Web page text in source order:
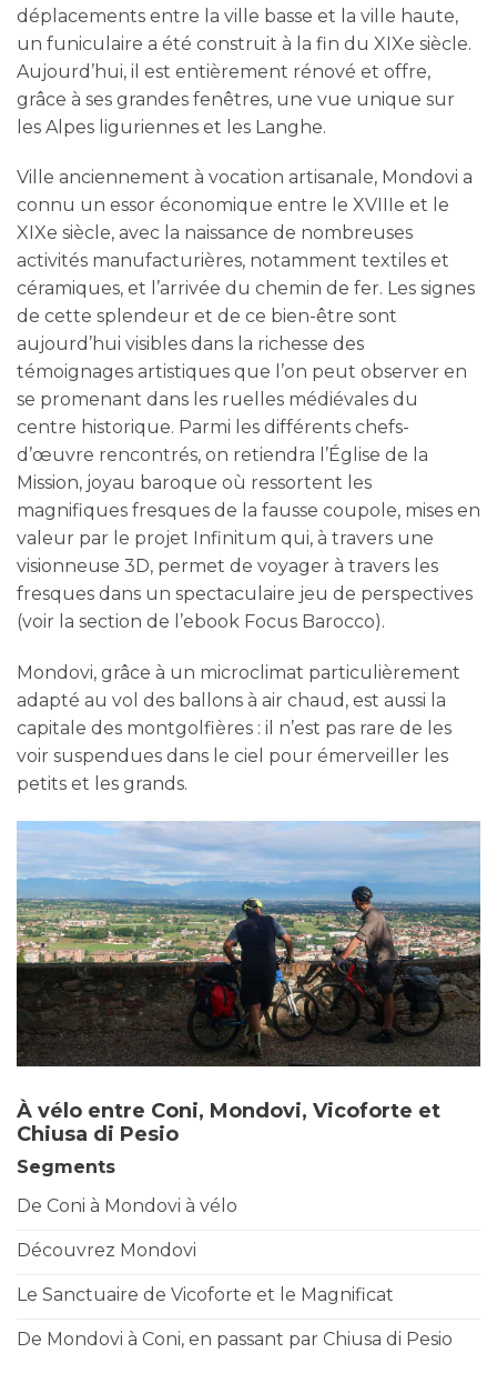
déplacements entre la ville basse et la ville haute,
un funiculaire a été construit à la fin du XIXe siècle.
Aujourd’hui, il est entièrement rénové et offre,
grâce à ses grandes fenêtres, une vue unique sur
les Alpes liguriennes et les Langhe.
Ville anciennement à vocation artisanale, Mondovi a
connu un essor économique entre le XVIIIe et le
XIXe siècle, avec la naissance de nombreuses
activités manufacturières, notamment textiles et
céramiques, et l’arrivée du chemin de fer. Les signes
de cette splendeur et de ce bien-être sont
aujourd’hui visibles dans la richesse des
témoignages artistiques que l’on peut observer en
se promenant dans les ruelles médiévales du
centre historique. Parmi les différents chefs-
d’œuvre rencontrés, on retiendra l’Église de la
Mission, joyau baroque où ressortent les
magnifiques fresques de la fausse coupole, mises en
valeur par le projet Infinitum qui, à travers une
visionneuse 3D, permet de voyager à travers les
fresques dans un spectaculaire jeu de perspectives
(voir la section de l’ebook Focus Barocco).
Mondovi, grâce à un microclimat particulièrement
adapté au vol des ballons à air chaud, est aussi la
capitale des montgolfières : il n’est pas rare de les
voir suspendues dans le ciel pour émerveiller les
petits et les grands.
À vélo entre Coni, Mondovi, Vicoforte et
Chiusa di Pesio
Segments
De Coni à Mondovi à vélo
Découvrez Mondovi
Le Sanctuaire de Vicoforte et le Magnificat
De Mondovi à Coni, en passant par Chiusa di Pesio